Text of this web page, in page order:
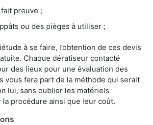
preuve ;
ou des pièges à utiliser ;
à se faire, l’obtention de ces devis
Chaque dératiseur contacté
des lieux pour une évaluation des
vous fera part de la méthode qui serait
lui, sans oublier les matériels
la procédure ainsi que leur coût.